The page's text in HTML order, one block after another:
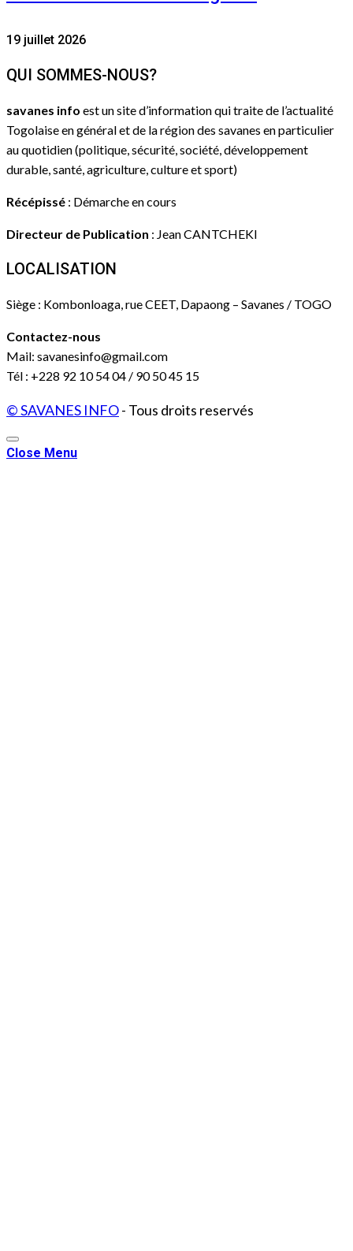
19 juillet 2026
QUI SOMMES-NOUS?
savanes info est un site d’information qui traite de l’actualité
Togolaise en général et de la région des savanes en particulier
au quotidien (politique, sécurité, société, développement
durable, santé, agriculture, culture et sport)
Récépissé : Démarche en cours
Directeur de Publication : Jean CANTCHEKI
LOCALISATION
Siège : Kombonloaga, rue CEET, Dapaong – Savanes / TOGO
Contactez-nous
Mail: savanesinfo@gmail.com
Tél : +228 92 10 54 04 / 90 50 45 15
© SAVANES INFO- Tous droits reservés
Close Menu